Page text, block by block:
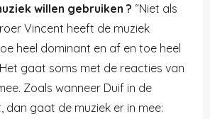
willen gebruiken ? “Niet als
Vincent heeft de muziek
heel dominant en af en toe heel
gaat soms met de reacties van
Zoals wanneer Duif in de
dan gaat de muziek er in mee: